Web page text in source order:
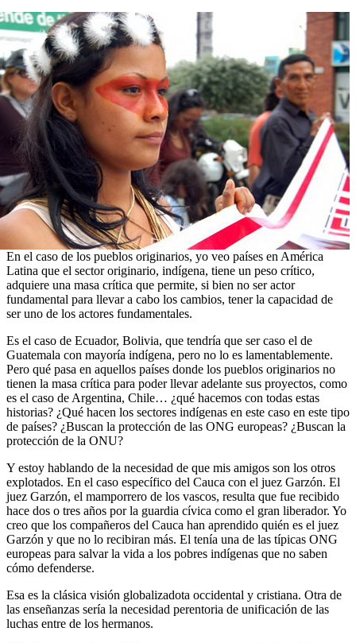
En el caso de los pueblos originarios, yo veo países en América
Latina que el sector originario, indígena, tiene un peso crítico,
adquiere una masa crítica que permite, si bien no ser actor
fundamental para llevar a cabo los cambios, tener la capacidad de
ser uno de los actores fundamentales.
Es el caso de Ecuador, Bolivia, que tendría que ser caso el de
Guatemala con mayoría indígena, pero no lo es lamentablemente.
Pero qué pasa en aquellos países donde los pueblos originarios no
tienen la masa crítica para poder llevar adelante sus proyectos, como
es el caso de Argentina, Chile… ¿qué hacemos con todas estas
historias? ¿Qué hacen los sectores indígenas en este caso en este tipo
de países? ¿Buscan la protección de las ONG europeas? ¿Buscan la
protección de la ONU?
Y estoy hablando de la necesidad de que mis amigos son los otros
explotados. En el caso específico del Cauca con el juez Garzón. El
juez Garzón, el mamporrero de los vascos, resulta que fue recibido
hace dos o tres años por la guardia cívica como el gran liberador. Yo
creo que los compañeros del Cauca han aprendido quién es el juez
Garzón y que no lo recibiran más. El tenía una de las típicas ONG
europeas para salvar la vida a los pobres indígenas que no saben
cómo defenderse.
Esa es la clásica visión globalizadota occidental y cristiana. Otra de
las enseñanzas sería la necesidad perentoria de unificación de las
luchas entre de los hermanos.